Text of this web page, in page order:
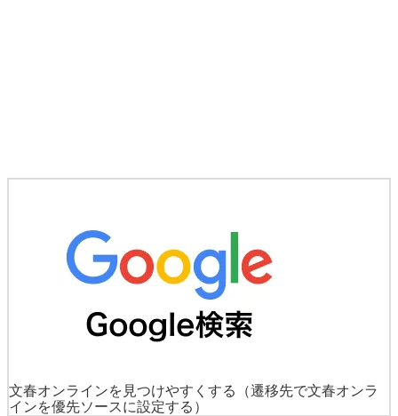
文春オンラインを見つけやすくする
（遷移先で文春オンラ
インを優先ソースに設定する）